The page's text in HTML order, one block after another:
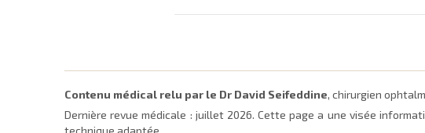
Contenu médical relu par le Dr David Seifeddine, chirurgien
Dernière revue médicale : juillet 2026. Cette page a une visée
technique adaptée.